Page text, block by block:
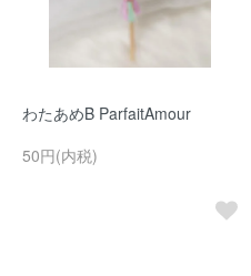
わたあめB ParfaitAmour
50円(内税)